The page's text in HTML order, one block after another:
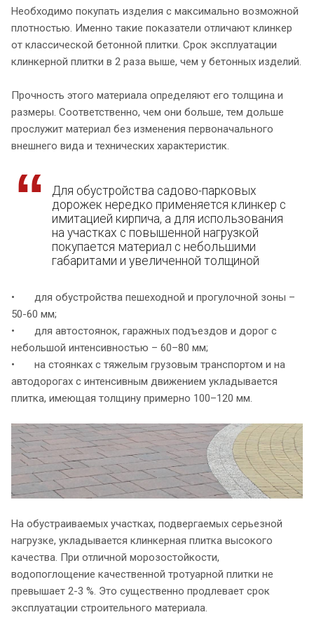
Необходимо покупать изделия с максимально возможной
плотностью. Именно такие показатели отличают клинкер
от классической бетонной плитки. Срок эксплуатации
клинкерной плитки в 2 раза выше, чем у бетонных изделий.
Прочность этого материала определяют его толщина и
размеры. Соответственно, чем они больше, тем дольше
прослужит материал без изменения первоначального
внешнего вида и технических характеристик.
Для обустройства садово-парковых
дорожек нередко применяется клинкер с
имитацией кирпича, а для использования
на участках с повышенной нагрузкой
покупается материал с небольшими
габаритами и увеличенной толщиной
• для обустройства пешеходной и прогулочной зоны –
50-60 мм;
• для автостоянок, гаражных подъездов и дорог с
небольшой интенсивностью – 60–80 мм;
• на стоянках с тяжелым грузовым транспортом и на
автодорогах с интенсивным движением укладывается
плитка, имеющая толщину примерно 100–120 мм.
На обустраиваемых участках, подвергаемых серьезной
нагрузке, укладывается клинкерная плитка высокого
качества. При отличной морозостойкости,
водопоглощение качественной тротуарной плитки не
превышает 2-3 %. Это существенно продлевает срок
эксплуатации строительного материала.